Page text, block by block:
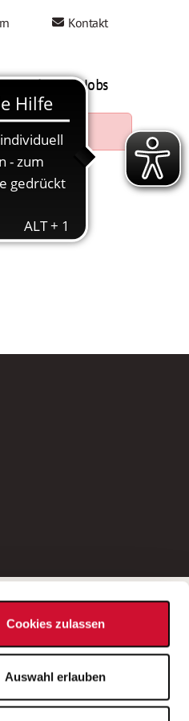
Cookies zulassen
Auswahl erlauben
Kontakt
Mein AWO Jobs
Stellenausschreibung
an die*den in der
genannte*n